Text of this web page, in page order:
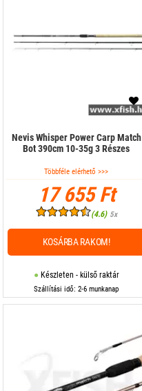
Nevis Whisper Power Carp Match
Bot 390cm 10-35g 3 Részes
Többféle elérhető >>>
17 655 Ft
(4.6) 5x
Készleten - külső raktár
Szállítási idő: 2-6 munkanap
KOSÁRBA RAKOM!